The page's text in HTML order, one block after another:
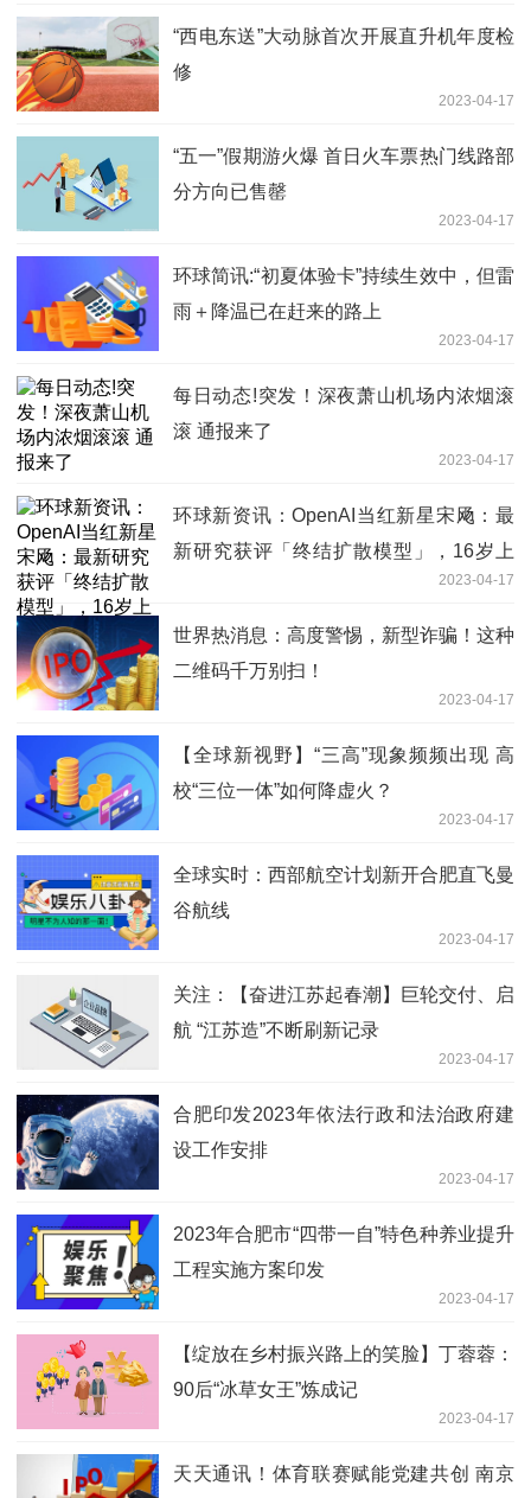
“西电东送”大动脉首次开展直升机年度检
修
2023-04-17
“五一”假期游火爆 首日火车票热门线路部
分方向已售罄
2023-04-17
环球简讯:“初夏体验卡”持续生效中，但雷
雨＋降温已在赶来的路上
2023-04-17
每日动态!突发！深夜萧山机场内浓烟滚
滚 通报来了
2023-04-17
环球新资讯：OpenAI当红新星宋飏：最
新研究获评「终结扩散模型」，16岁上
2023-04-17
世界热消息：高度警惕，新型诈骗！这种
二维码千万别扫！
2023-04-17
【全球新视野】“三高”现象频频出现 高
校“三位一体”如何降虚火？
2023-04-17
全球实时：西部航空计划新开合肥直飞曼
谷航线
2023-04-17
关注：【奋进江苏起春潮】巨轮交付、启
航 “江苏造”不断刷新记录
2023-04-17
合肥印发2023年依法行政和法治政府建
设工作安排
2023-04-17
2023年合肥市“四带一自”特色种养业提升
工程实施方案印发
2023-04-17
【绽放在乡村振兴路上的笑脸】丁蓉蓉：
90后“冰草女王”炼成记
2023-04-17
天天通讯！体育联赛赋能党建共创 南京